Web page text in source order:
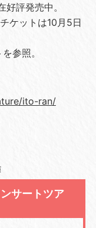
評発売中。
ケットは10月5日
参照。
ito-ran/
サートツア